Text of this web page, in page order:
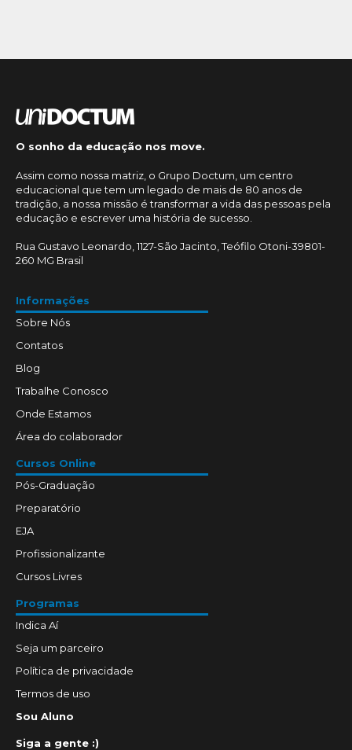
O sonho da educação nos move.
Assim como nossa matriz, o Grupo Doctum, um centro
educacional que tem um legado de mais de 80 anos de
tradição, a nossa missão é transformar a vida das pessoas pela
educação e escrever uma história de sucesso.
Rua Gustavo Leonardo, 1127-São Jacinto, Teófilo Otoni-39801-
260 MG Brasil
Informações
Sobre Nós
Contatos
Blog
Trabalhe Conosco
Onde Estamos
Área do colaborador
Cursos Online
Pós-Graduação
Preparatório
EJA
Profissionalizante
Cursos Livres
Programas
Indica Aí
Seja um parceiro
Política de privacidade
Termos de uso
Sou Aluno
Siga a gente :)